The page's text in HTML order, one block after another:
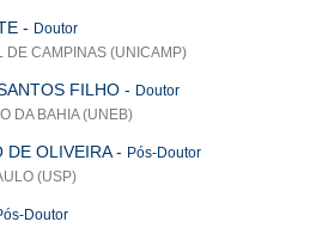
- Doutor
DE CAMPINAS (UNICAMP)
FILHO - Doutor
DA BAHIA (UNEB)
DE OLIVEIRA- Pós-Doutor
(USP)
Doutor